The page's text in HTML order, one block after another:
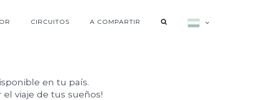
CIRCUITOS A COMPARTIR
en tu país.
viaje de tus sueños!